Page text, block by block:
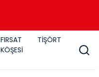
FIRSAT
KÖŞESİ
TİŞÖRT